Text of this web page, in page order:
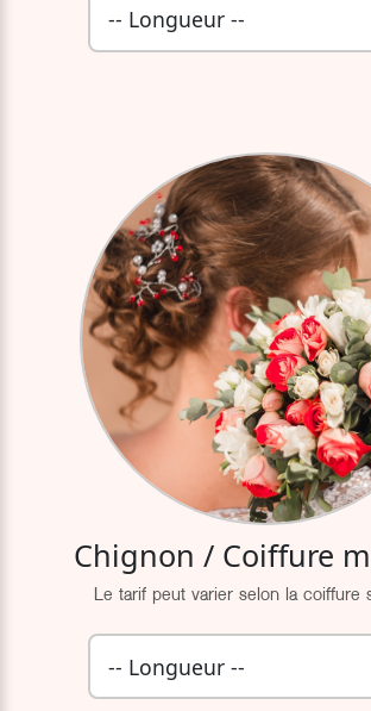
Chignon / Coiffure
Le tarif peut varier selon la coiffure